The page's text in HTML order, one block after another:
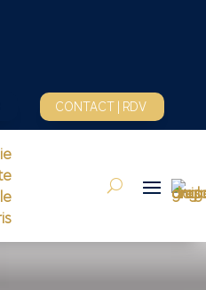
CONTACT | RDV